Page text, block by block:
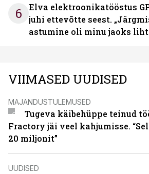
6
Elva elektroonikatööstus
juhi ettevõtte seest.
astumine oli minu jaoks
VIIMASED UUDISED
MAJANDUSTULEMUSED
Tugeva käibehüppe teinud
Fractory jäi veel kahjumisse.
20 miljonit”
UUDISED